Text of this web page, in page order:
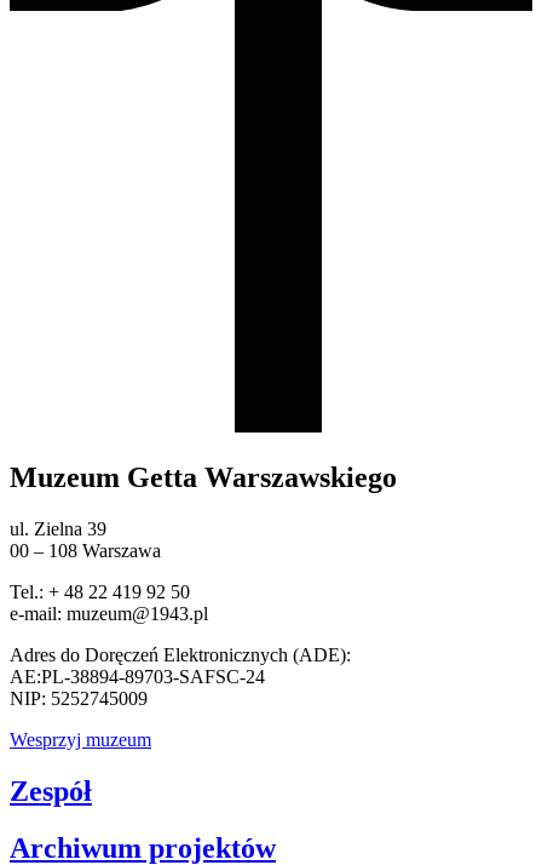
Muzeum Getta Warszawskiego
ul. Zielna 39
00 – 108 Warszawa
Tel.: + 48 22 419 92 50
e-mail: muzeum@1943.pl
Adres do Doręczeń Elektronicznych (ADE):
AE:PL-38894-89703-SAFSC-24
NIP: 5252745009
Wesprzyj muzeum
Zespół
Archiwum projektów